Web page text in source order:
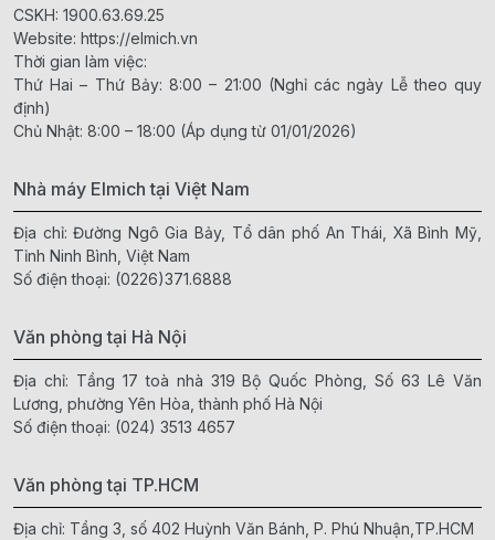
CSKH: 1900.63.69.25
Website: https://elmich.vn
Thời gian làm việc:
Thứ Hai – Thứ Bảy: 8:00 – 21:00 (Nghỉ các ngày Lễ theo quy
định)
Chủ Nhật: 8:00 – 18:00 (Áp dụng từ 01/01/2026)
Nhà máy Elmich tại Việt Nam
Địa chỉ: Đường Ngô Gia Bảy, Tổ dân phố An Thái, Xã Bình Mỹ,
Tỉnh Ninh Bình, Việt Nam
Số điện thoại: (0226)371.6888
Văn phòng tại Hà Nội
Địa chỉ: Tầng 17 toà nhà 319 Bộ Quốc Phòng, Số 63 Lê Văn
Lương, phường Yên Hòa, thành phố Hà Nội
Số điện thoại: (024) 3513 4657
Văn phòng tại TP.HCM
Địa chỉ: Tầng 3, số 402 Huỳnh Văn Bánh, P. Phú Nhuận,TP.HCM